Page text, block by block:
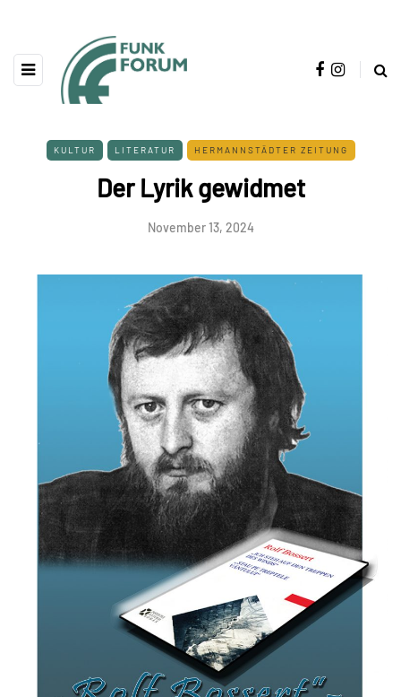
KULTUR LITERATUR HERMANNSTÄDTER ZEITUNG
Der Lyrik gewidmet
November 13, 2024